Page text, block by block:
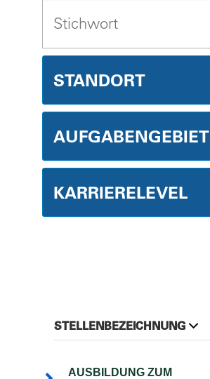
STANDORT
AUFGABENGEBIET
KARRIERELEVEL
STELLENBEZEICHNUNG
AUSBILDUNG ZUM